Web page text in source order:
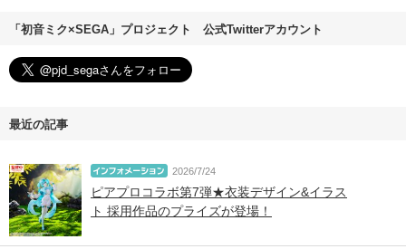
「初音ミク×SEGA」プロジェクト 公式Twitterアカウント
最近の記事
2026/7/24
ピアプロコラボ第7弾★衣装デザイン&イラス
ト 採用作品のプライズが登場！